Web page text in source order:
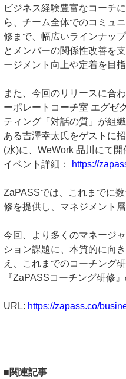
ビジネス経験豊富なコーチ
ら、チーム全体でのコミュ
修まで、幅広いラインナッ
とメンバーの関係性改善を
ージメント向上や定着を目指
また、今回のリリースに合
ーポレートコーチ室 エグゼ
ティング「対話の質」が組
ある吉澤幸太氏をゲストに
(水)に、WeWork 品川にて開
イベント詳細：
https://
ZaPASSでは、これまでに
修を提供し、マネジメント
今回、より多くのマネージ
ション課題に、本質的に向
え、これまでのコーチング
『ZaPASSコーチング研修
URL: https://zapass.co/
（坂土直
■関連記事